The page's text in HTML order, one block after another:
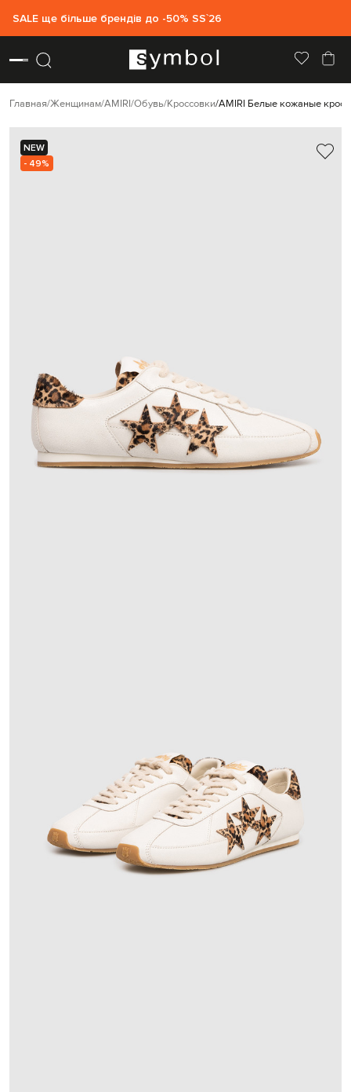
SALE ще більше брендів до -50% SS`26
Главная Женщинам AMIRI Обувь Кроссовки AMIRI Белые кожаные
NEW
- 49%